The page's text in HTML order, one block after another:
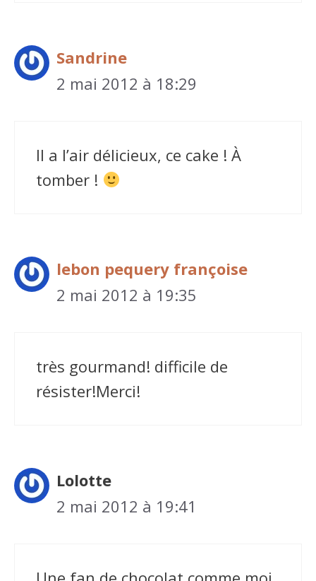
Sandrine
2 mai 2012 à 18:29
Il a l’air délicieux, ce cake ! À
tomber !
lebon pequery françoise
2 mai 2012 à 19:35
très gourmand! difficile de
résister!Merci!
Lolotte
2 mai 2012 à 19:41